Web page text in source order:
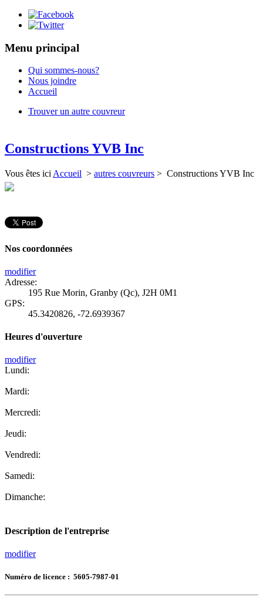
Menu principal
Qui sommes-nous?
Nous joindre
Accueil
Trouver un autre couvreur
Constructions YVB Inc
Vous êtes ici Accueil > autres couvreurs > Constructions YVB Inc
Nos coordonnées
modifier
Adresse:
195 Rue Morin, Granby (Qc), J2H 0M1
GPS:
45.3420826, -72.6939367
Heures d'ouverture
modifier
Lundi:
Mardi:
Mercredi:
Jeudi:
Vendredi:
Samedi:
Dimanche:
Description de l'entreprise
modifier
Numéro de licence : 5605-7987-01